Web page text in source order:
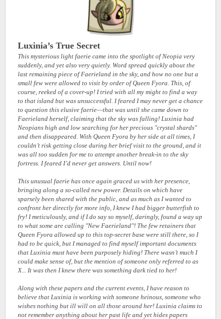
Luxinia’s True Secret
This mysterious light faerie came into the spotlight of Neopia very
suddenly, and yet also very quietly. Word spread quickly about the
last remaining piece of Faerieland in the sky, and how no one but a
small few were allowed to visit by order of Queen Fyora. This, of
course, reeked of a cover-up! I tried with all my might to find a way
to that island but was unsuccessful. I feared I may never get a chance
to question this elusive faerie—that was until she came down to
Faerieland herself, claiming that the sky was falling! Luxinia had
Neopians high and low searching for her precious "crystal shards"
and then disappeared. With Queen Fyora by her side at all times, I
couldn’t risk getting close during her brief visit to the ground, and it
was all too sudden for me to attempt another break-in to the sky
fortress. I feared I’d never get answers. Until now!
This unusual faerie has once again graced us with her presence,
bringing along a so-called new power. Details on which have
sparsely been shared with the public, and as much as I wanted to
confront her directly for more info, I knew I had bigger butterfish to
fry! I meticulously, and if I do say so myself, daringly, found a way up
to what some are calling "New Faerieland"! The few retainers that
Queen Fyora allowed up to this top-secret base were still there, so I
had to be quick, but I managed to find myself important documents
that Luxinia must have been purposely hiding! There wasn’t much I
could make sense of, but the mention of someone only referred to as
X... It was then I knew there was something dark tied to her!
Along with these papers and the current events, I have reason to
believe that Luxinia is working with someone heinous, someone who
wishes nothing but ill will on all those around her! Luxinia claims to
not remember anything about her past life and yet hides papers